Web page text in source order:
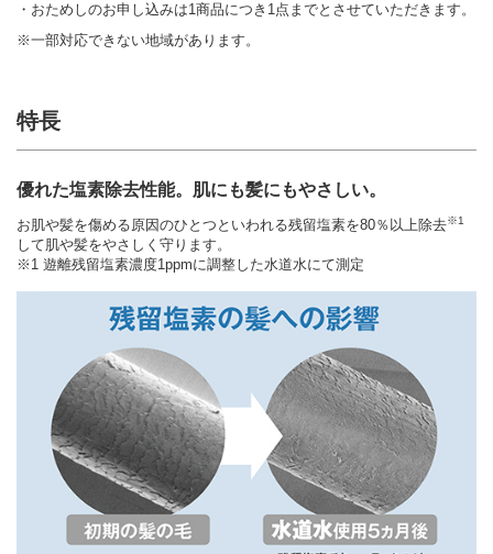
・おためしのお申し込みは1商品につき1点までとさせていただきます。
※一部対応できない地域があります。
特長
優れた塩素除去性能。肌にも髪にもやさしい。
お肌や髪を傷める原因のひとつといわれる残留塩素を80％以上除去※1
して肌や髪をやさしく守ります。
※1 遊離残留塩素濃度1ppmに調整した水道水にて測定